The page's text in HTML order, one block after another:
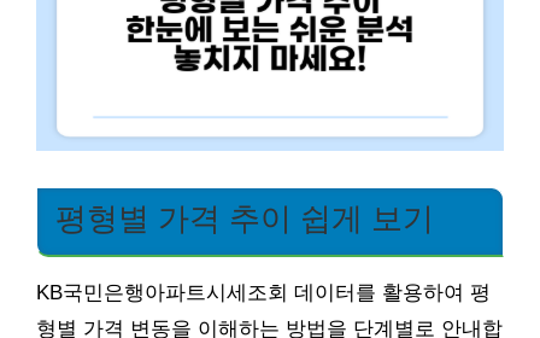
평형별 가격 추이 쉽게 보기
KB국민은행아파트시세조회 데이터를 활용하여 평
형별 가격 변동을 이해하는 방법을 단계별로 안내합